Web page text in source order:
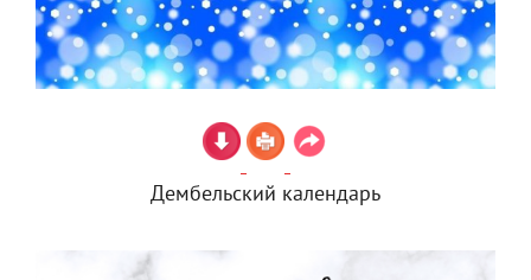
Дембельский календарь